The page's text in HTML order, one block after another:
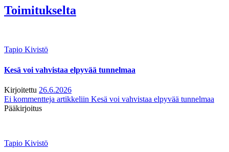
Toimitukselta
Tapio Kivistö
Kesä voi vahvistaa elpyvää tunnelmaa
Kirjoitettu 26.6.2026
Ei kommentteja artikkeliin Kesä voi vahvistaa elpyvää tunnelmaa
Pääkirjoitus
Tapio Kivistö